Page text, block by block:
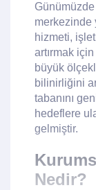
merkezinde
hizmeti,
artırmak
büyük
bilinirliğini
tabanını
hedeflere
gelmiştir.
Nedir?